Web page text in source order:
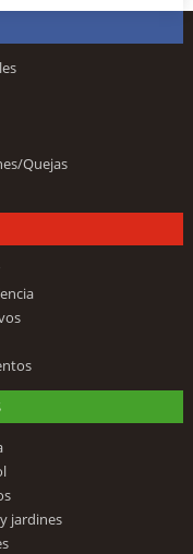
Quejas
jardines